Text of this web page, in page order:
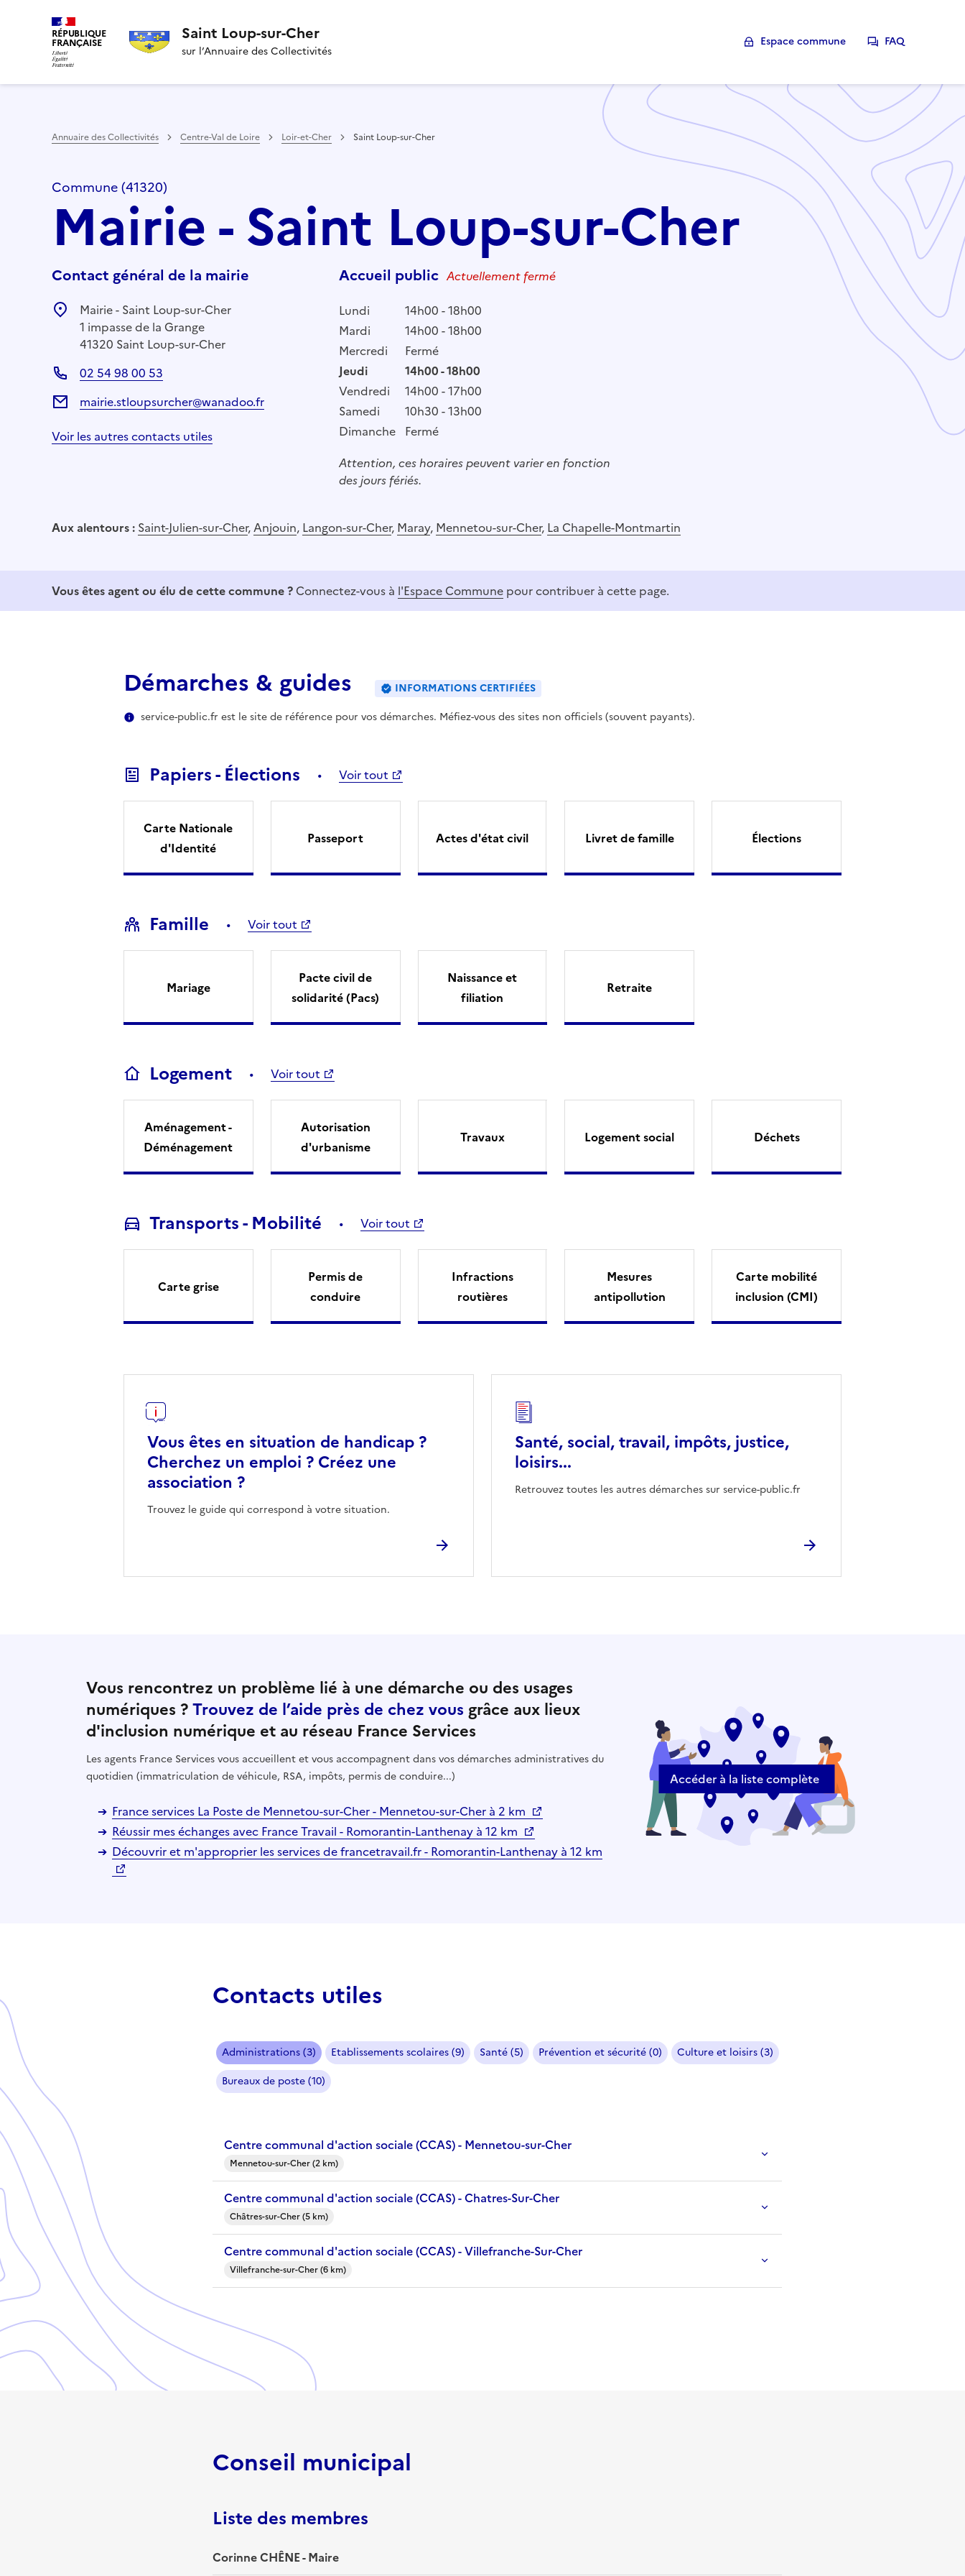
RÉPUBLIQUE
FRANÇAISE Saint Loup-sur-Cher
sur l’Annuaire des Collectivités
Espace commune FAQ
Annuaire des Collectivités Centre-Val de Loire Loir-et-Cher Saint Loup-sur-Cher
Commune (41320)
Mairie - Saint Loup-sur-Cher
Contact général de la mairie
Mairie - Saint Loup-sur-Cher
1 impasse de la Grange
41320 Saint Loup-sur-Cher
02 54 98 00 53
mairie.stloupsurcher@wanadoo.fr
Voir les autres contacts utiles
Accueil public Actuellement fermé
Lundi
14h00 - 18h00
Mardi
14h00 - 18h00
Mercredi
Fermé
Jeudi
14h00 - 18h00
Vendredi
14h00 - 17h00
Samedi
10h30 - 13h00
Dimanche Fermé
Attention, ces horaires peuvent varier en fonction
des jours fériés.
Aux alentours : Saint-Julien-sur-Cher,Anjouin, Langon-sur-Cher, Maray, Mennetou-sur-Cher, La Chapelle-Montmartin
Vous êtes agent ou élu de cette commune ? Connectez-vous à l'Espace Commune pour contribuer à cette page.
Démarches & guides
INFORMATIONS CERTIFIÉES
service-public.fr est le site de référence pour vos démarches. Méfiez-vous des sites non officiels (souvent payants).
Papiers - Élections Voir tout
Carte Nationale
d'Identité
Passeport Actes d'état civil Livret de famille Élections
Famille Voir tout
Mariage
Pacte civil de
solidarité (Pacs)
Naissance et
filiation
Retraite
Logement Voir tout
Aménagement -
Déménagement
Autorisation
d'urbanisme
Travaux Logement social Déchets
Transports - Mobilité Voir tout
Carte grise
Permis de
conduire
Infractions
routières
Mesures
antipollution
Carte mobilité
inclusion (CMI)
Vous êtes en situation de handicap ?
Cherchez un emploi ? Créez une
association ?
Trouvez le guide qui correspond à votre situation.
Santé, social, travail, impôts, justice,
loisirs...
Retrouvez toutes les autres démarches sur service-public.fr
Vous rencontrez un problème lié à une démarche ou des usages
numériques ?Trouvez de l’aide près de chez vous grâce aux lieux
d'inclusion numérique et au réseau France Services
Les agents France Services vous accueillent et vous accompagnent dans vos démarches administratives du
quotidien (immatriculation de véhicule, RSA, impôts, permis de conduire...)
France services La Poste de Mennetou-sur-Cher - Mennetou-sur-Cher à 2 km
Réussir mes échanges avec France Travail - Romorantin-Lanthenay à 12 km
Découvrir et m'approprier les services de francetravail.fr - Romorantin-Lanthenay à 12 km
Accéder à la liste complète
Contacts utiles
Administrations (3) Etablissements scolaires (9) Santé (5) Prévention et sécurité (0)
Culture et loisirs (3)
Bureaux de poste (10)
Centre communal d'action sociale (CCAS) - Mennetou-sur-Cher
Mennetou-sur-Cher (2 km)
Centre communal d'action sociale (CCAS) - Chatres-Sur-Cher
Châtres-sur-Cher (5 km)
Centre communal d'action sociale (CCAS) - Villefranche-Sur-Cher
Villefranche-sur-Cher (6 km)
Conseil municipal
Liste des membres
Corinne CHÊNE - Maire